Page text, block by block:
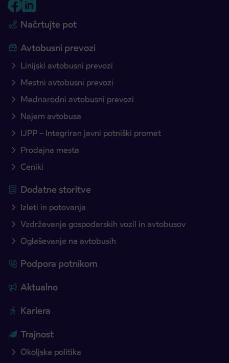
Načrtujte pot
Avtobusni prevozi
Linijski avtobusni prevozi
Mestni avtobusni prevozi
Mednarodni avtobusni prevozi
Najem avtobusa
IJPP – Integriran javni potniški promet
Prodajna mesta
Ceniki
Dodatne storitve
Izleti in potovanja
Vzdrževanje gospodarskih vozil in avtobusov
Oglaševanje na avtobusih
Podpora potnikom
Aktualno
Kariera
Trajnost
Okoljska politika